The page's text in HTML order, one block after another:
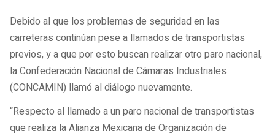
Debido al que los problemas de seguridad en las
carreteras continúan pese a llamados de transportistas
previos, y a que por esto buscan realizar otro paro nacional,
la Confederación Nacional de Cámaras Industriales
(CONCAMIN) llamó al diálogo nuevamente.
“Respecto al llamado a un paro nacional de transportistas
que realiza la Alianza Mexicana de Organización de